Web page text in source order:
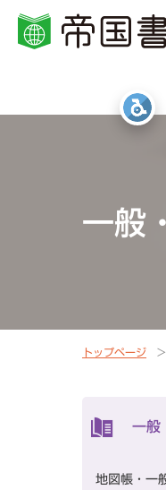
一般向け
定期刊行冊子
一般
トップページ
一般
地図帳・一